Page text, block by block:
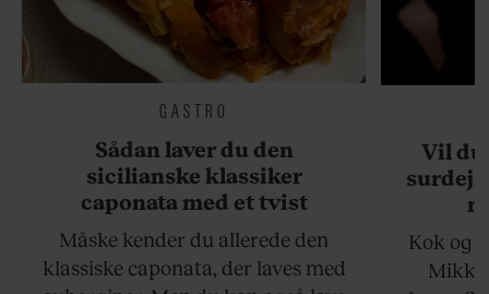
GASTRO
Sådan laver du den
sicilianske klassiker
caponata med et tvist
Måske kender du allerede den
klassiske caponata, der laves med
Vil du
Kok og